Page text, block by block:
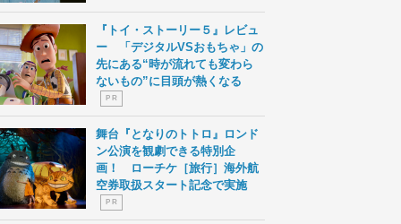
『トイ・ストーリー５』レビュ
ー 「デジタルVSおもちゃ」の
先にある“時が流れても変わら
ないもの”に目頭が熱くなる
P R
舞台『となりのトトロ』ロンド
ン公演を観劇できる特別企
画！ ローチケ［旅行］海外航
空券取扱スタート記念で実施
P R